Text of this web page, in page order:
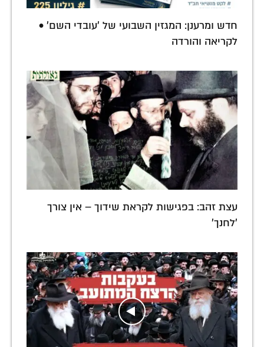
חדש ומרענן: המגזין השבועי של 'עובדי השם' •
לקריאה והורדה
עצת זהב: בפגישות לקראת שידוך – אין צורך
'לחנך'